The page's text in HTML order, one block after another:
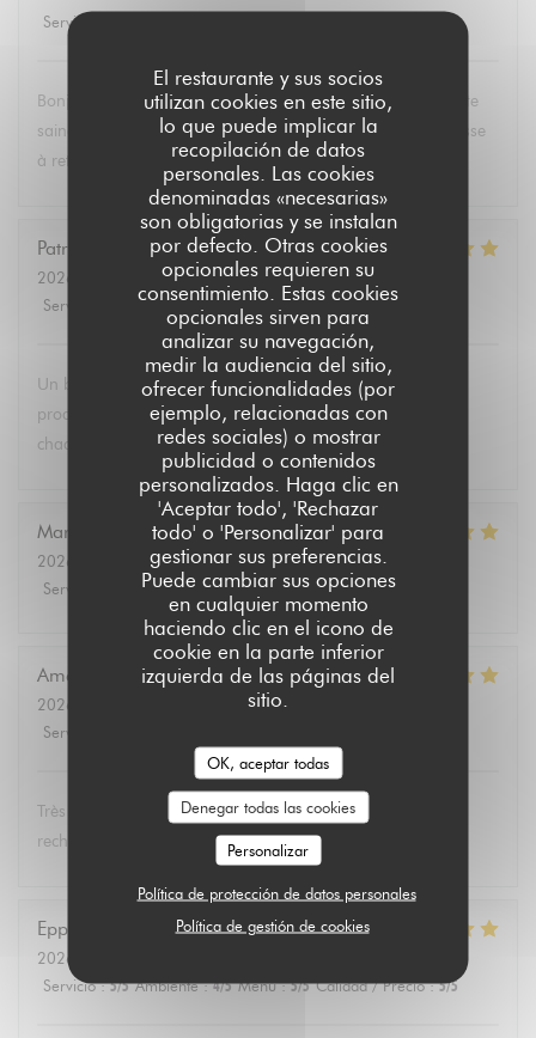
El restaurante y sus socios
utilizan cookies en este sitio,
lo que puede implicar la
recopilación de datos
personales. Las cookies
denominadas «necesarias»
son obligatorias y se instalan
por defecto. Otras cookies
opcionales requieren su
consentimiento. Estas cookies
opcionales sirven para
analizar su navegación,
medir la audiencia del sitio,
ofrecer funcionalidades (por
ejemplo, relacionadas con
redes sociales) o mostrar
publicidad o contenidos
personalizados. Haga clic en
'Aceptar todo', 'Rechazar
todo' o 'Personalizar' para
gestionar sus preferencias.
Puede cambiar sus opciones
en cualquier momento
haciendo clic en el icono de
cookie en la parte inferior
izquierda de las páginas del
sitio.
OK, aceptar todas
Denegar todas las cookies
Personalizar
Política de protección de datos personales
Política de gestión de cookies
Servicio
/5
Bonjour , super service et mets délicieux. Un belle découverte
saine et équilibrée pas évident à trouver partout. Une adresse
à retenir .Merci.
Patricia
2026-08-02
- 13:30 - Invitados 6
Servicio
Ambiente: 4 /5 Menú : 5/5 Calidad / Precio
Un brunch dominical excellent avec un buffet de qualité de
produits végétariens et bio. Tous les convives se régalent à
chaque fois.
Marie Christine D
2026-08-02
- 13:30 - Invitados 2
Servicio
Ambiente : 4/5 Menú : 5/5 Calidad / Precio
Amélie
2026-08-01
- 19:00 - Invitados 3
Servicio
Très bon et service très agréable. Même mon père (qui
rechigne un peu sur le vegan) a adoré les lasagnes !
Eppo
2026-08-01
Servicio: 5/5 Ambiente: 4/5 Menú: 5/5 Calidad / Precio: 5/5